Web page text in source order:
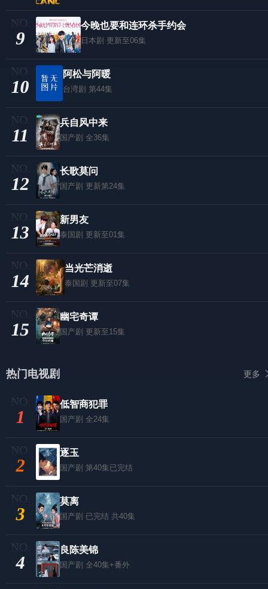
9
今晚也要和连环杀手约会
日本剧 更新至06集
10
阿松与阿暖
台湾剧 第44集
11
兵自风中来
国产剧 全36集
12
长歌莫问
国产剧 更新第24集
13
新男友
泰国剧 更新至01集
14
当光芒消逝
泰国剧 更新至07集
15
幽宅奇谭
国产剧 更新至15集
热门电视剧 更多
1
低智商犯罪
国产剧 全24集
2
逐玉
国产剧 第40集已完结
3
莫离
国产剧 已完结 共40集
4
良陈美锦
国产剧 全40集+番外